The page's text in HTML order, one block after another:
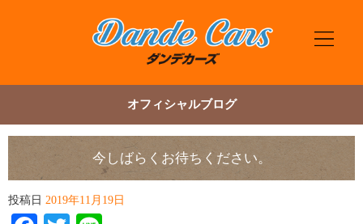
オフィシャルブログ
今しばらくお待ちください。
投稿日 2019年11月19日